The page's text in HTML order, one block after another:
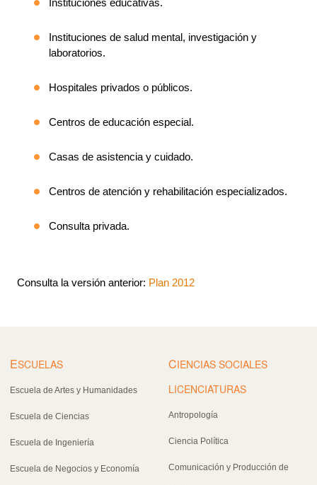
Instituciones de salud mental, investigación y
laboratorios.
Hospitales privados o públicos.
Centros de educación especial.
Casas de asistencia y cuidado.
Centros de atención y rehabilitación especializados.
Consulta privada.
Consulta la versión anterior: Plan 2012
ESCUELAS
Escuela de Artes y Humanidades
Escuela de Ciencias
Escuela de Ingeniería
Escuela de Negocios y Economía
CIENCIAS SOCIALES
LICENCIATURAS
Antropología
Ciencia Política
Comunicación y Producción de